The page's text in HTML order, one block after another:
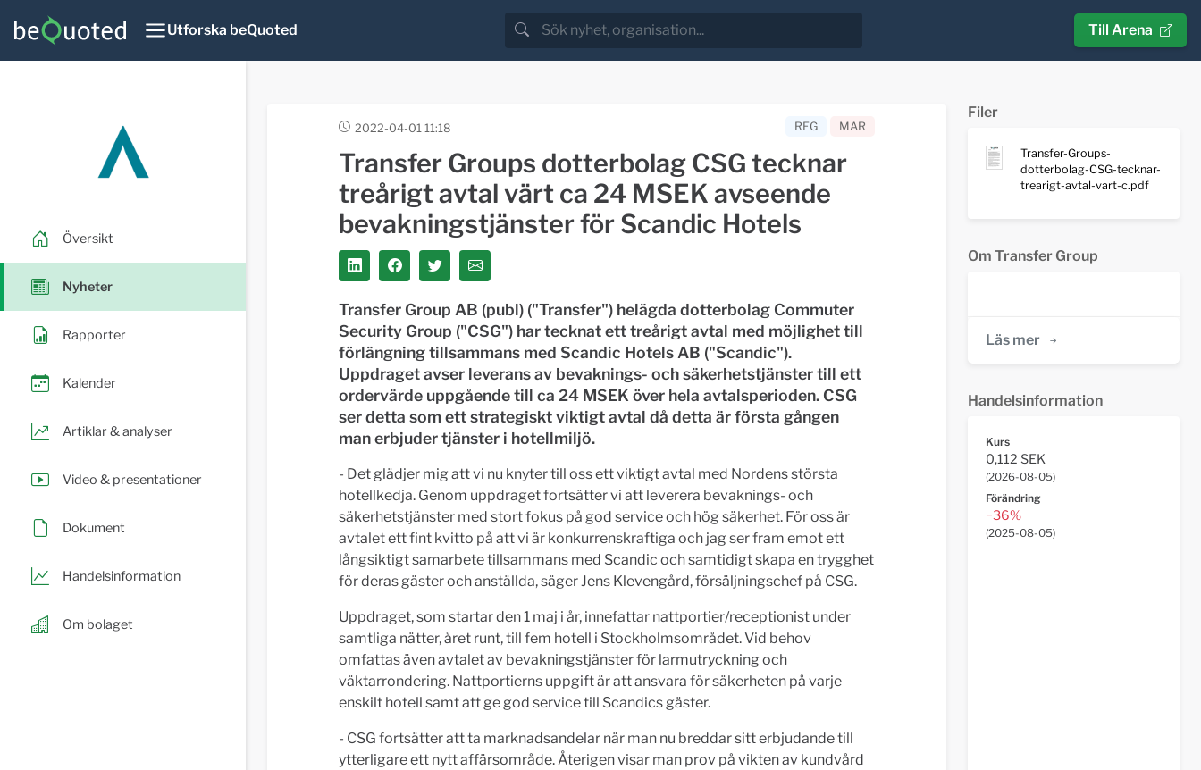
Utforska beQuoted Till Arena
Översikt
Nyheter
Rapporter
Kalender
Artiklar & analyser
Video & presentationer
Dokument
Handelsinformation
Om bolaget
2022-04-01 11:18 REG MAR
Transfer Groups dotterbolag CSG tecknar
treårigt avtal värt ca 24 MSEK avseende
bevakningstjänster för Scandic Hotels
Transfer Group AB (publ) ("Transfer") helägda dotterbolag Commuter
Security Group ("CSG") har tecknat ett treårigt avtal med möjlighet till
förlängning tillsammans med Scandic Hotels AB ("Scandic").
Uppdraget avser leverans av bevaknings- och säkerhetstjänster till ett
ordervärde uppgående till ca 24 MSEK över hela avtalsperioden. CSG
ser detta som ett strategiskt viktigt avtal då detta är första gången
man erbjuder tjänster i hotellmiljö.
- Det glädjer mig att vi nu knyter till oss ett viktigt avtal med Nordens största
hotellkedja. Genom uppdraget fortsätter vi att leverera bevaknings- och
säkerhetstjänster med stort fokus på god service och hög säkerhet. För oss är
avtalet ett fint kvitto på att vi är konkurrenskraftiga och jag ser fram emot ett
långsiktigt samarbete tillsammans med Scandic och samtidigt skapa en trygghet
för deras gäster och anställda, säger Jens Klevengård, försäljningschef på CSG.
Uppdraget, som startar den 1 maj i år, innefattar nattportier/receptionist under
samtliga nätter, året runt, till fem hotell i Stockholmsområdet. Vid behov
omfattas även avtalet av bevakningstjänster för larmutryckning och
väktarrondering. Nattportierns uppgift är att ansvara för säkerheten på varje
enskilt hotell samt att ge god service till Scandics gäster.
- CSG fortsätter att ta marknadsandelar när man nu breddar sitt erbjudande till
ytterligare ett nytt affärsområde. Återigen visar man prov på vikten av kundvård
Filer
Transfer-Groups-
dotterbolag-CSG-tecknar-
trearigt-avtal-vart-c.pdf
Om Transfer Group
Läs mer
Handelsinformation
Kurs
0,112 SEK
(2026-08-05)
Förändring
−36%
(2025-08-05)